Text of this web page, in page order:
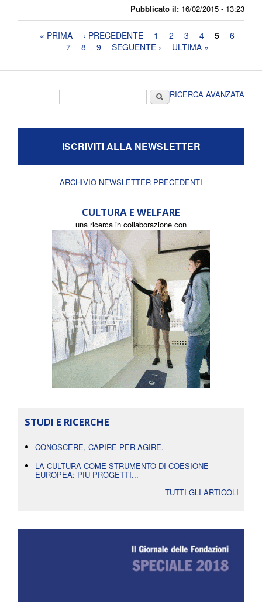
Pubblicato il: 16/02/2015 - 13:23
Pagine« PRIMA ‹ PRECEDENTE 1 2 3 4 5
6
7
8 9 SEGUENTE › ULTIMA »
CercaRICERCA AVANZATA
ISCRIVITI ALLA NEWSLETTER
ARCHIVIO NEWSLETTER PRECEDENTI
CULTURA E WELFARE
una ricerca in collaborazione con
STUDI E RICERCHE
CONOSCERE, CAPIRE PER AGIRE.
LA CULTURA COME STRUMENTO DI COESIONE
EUROPEA: PIÙ PROGETTI...
TUTTI GLI ARTICOLI